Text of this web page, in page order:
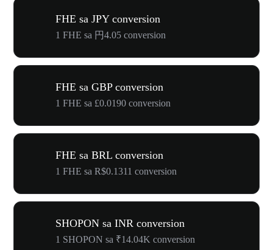
FHE sa JPY conversion
1 FHE sa 円4.05 conversion
FHE sa GBP conversion
1 FHE sa £0.0190 conversion
FHE sa BRL conversion
1 FHE sa R$0.1311 conversion
SHOPON sa INR conversion
1 SHOPON sa ₹14.04K conversion